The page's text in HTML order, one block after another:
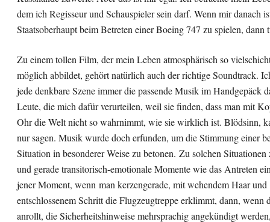
dem ich Regisseur und Schauspieler sein darf. Wenn mir danach
Staatsoberhaupt beim Betreten einer Boeing 747 zu spielen, dann
Zu einem tollen Film, der mein Leben atmosphärisch so
möglich abbildet, gehört natürlich auch der richtige Soundtrack.
jede denkbare Szene immer die passende Musik im Handgepäck
Leute, die mich dafür verurteilen, weil sie finden, dass man mit
Ohr die Welt nicht so wahrnimmt, wie sie wirklich ist. Blödsinn,
nur sagen. Musik wurde doch erfunden, um die Stimmung einer
Situation in besonderer Weise zu betonen. Zu solchen Situationen
und gerade transitorisch-emotionale Momente wie das Antreten
jener Moment, wenn man kerzengerade, mit wehendem Haar und
entschlossenem Schritt die Flugzeugtreppe erklimmt, dann, wenn
anrollt, die Sicherheitshinweise mehrsprachig angekündigt